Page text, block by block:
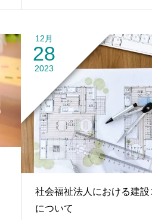
12月
28
2023
社会福祉法人における建設
について